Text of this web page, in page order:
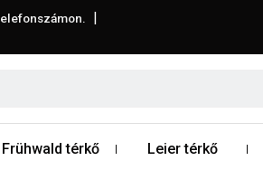
|
Frühwald térkő Leier térkő